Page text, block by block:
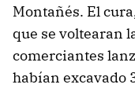
Montañés. El
que se voltearan
comerciantes
habían excavado